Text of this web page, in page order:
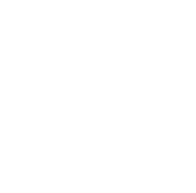
bij
wij garant voor